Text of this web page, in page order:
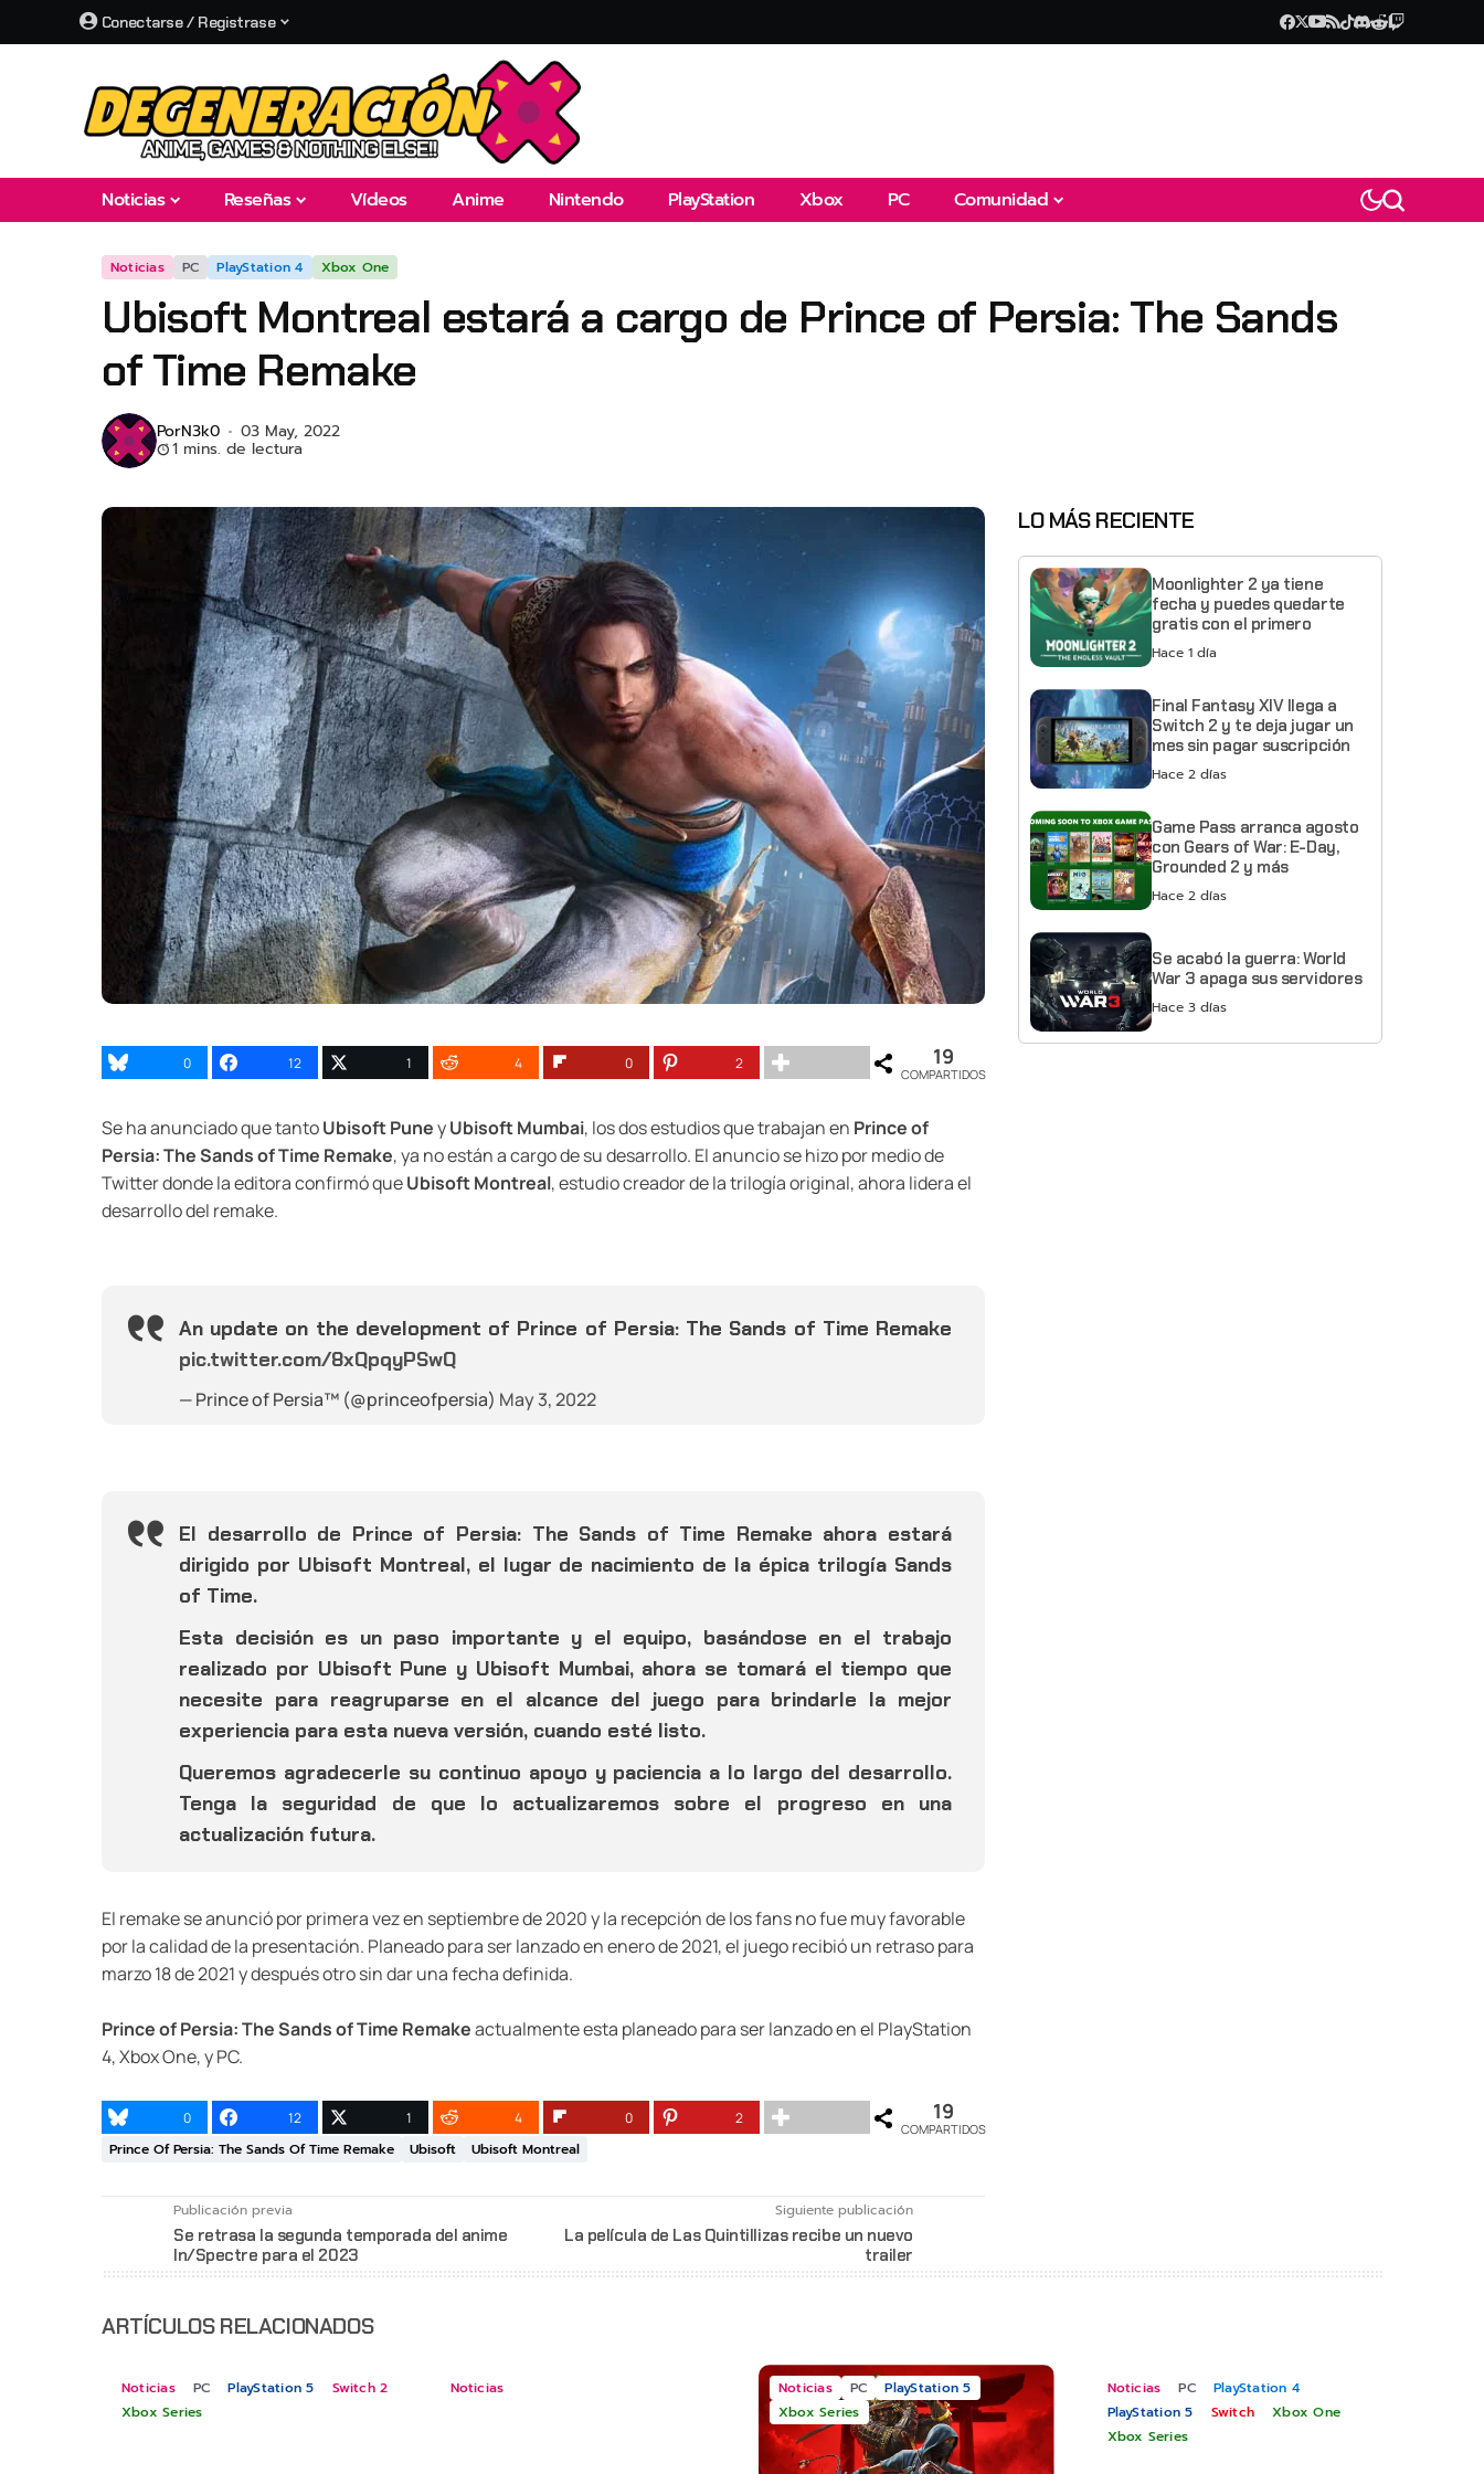
Conectarse / Registrase
Noticias Reseñas Vídeos Anime Nintendo PlayStation Xbox PC Comunidad
Noticias PC PlayStation 4 Xbox One
Ubisoft Montreal estará a cargo de Prince of Persia: The Sands
of Time Remake
PorN3k0 03 May, 2022
1 mins. de lectura
0 12 1 4 0 2 19
COMPARTIDOS
Se ha anunciado que tantoUbisoft PuneyUbisoft Mumbai, los dos estudios que trabajan en Prince of
Persia: The Sands of Time Remake, ya no están a cargo de su desarrollo. El anuncio se hizo por medio de
Twitter donde la editora confirmó queUbisoft Montreal, estudio creador de la trilogía original, ahora lidera el
desarrollo del remake.
An update on the development of Prince of Persia: The Sands of Time Remake
pic.twitter.com/8xQpqyPSwQ
— Prince of Persia™ (@princeofpersia) May 3, 2022
El desarrollo de Prince of Persia: The Sands of Time Remake ahora estará
dirigido por Ubisoft Montreal, el lugar de nacimiento de la épica trilogía Sands
of Time.
Esta decisión es un paso importante y el equipo, basándose en el trabajo
realizado por Ubisoft Pune y Ubisoft Mumbai, ahora se tomará el tiempo que
necesite para reagruparse en el alcance del juego para brindarle la mejor
experiencia para esta nueva versión, cuando esté listo.
Queremos agradecerle su continuo apoyo y paciencia a lo largo del desarrollo.
Tenga la seguridad de que lo actualizaremos sobre el progreso en una
actualización futura.
El remake se anunció por primera vez en septiembre de 2020 y la recepción de los fans no fue muy favorable
por la calidad de la presentación. Planeado para ser lanzado en enero de 2021, el juego recibió un retraso para
marzo 18 de 2021 y después otro sin dar una fecha definida.
Prince of Persia: The Sands of Time Remakeactualmente esta planeado para ser lanzado en el PlayStation
4, Xbox One, y PC.
0 12 1 4 0 2 19
COMPARTIDOS
Prince Of Persia: The Sands Of Time Remake Ubisoft Ubisoft Montreal
Publicación previa
Se retrasa la segunda temporada del anime
In/Spectre para el 2023
Siguiente publicación
La película de Las Quintillizas recibe un nuevo
trailer
LO MÁS RECIENTE
Moonlighter 2 ya tiene
fecha y puedes quedarte
gratis con el primero
Hace 1 día
Final Fantasy XIV llega a
Switch 2 y te deja jugar un
mes sin pagar suscripción
Hace 2 días
Game Pass arranca agosto
con Gears of War: E-Day,
Grounded 2 y más
Hace 2 días
Se acabó la guerra: World
War 3 apaga sus servidores
Hace 3 días
ARTÍCULOS RELACIONADOS
Noticias PC PlayStation 5
Switch 2
Xbox Series
Noticias Noticias PC
PlayStation 5
Xbox Series
Noticias PC
PlayStation 4
PlayStation 5
Switch
Xbox One
Xbox Series